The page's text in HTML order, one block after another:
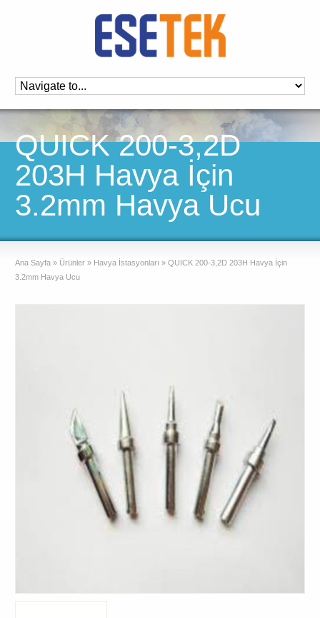
QUICK 200-3,2D
203H Havya İçin
3.2mm Havya Ucu
Ana Sayfa » Ürünler » Havya İstasyonları » QUICK 200-3,2D 203H Havya İçin
3.2mm Havya Ucu